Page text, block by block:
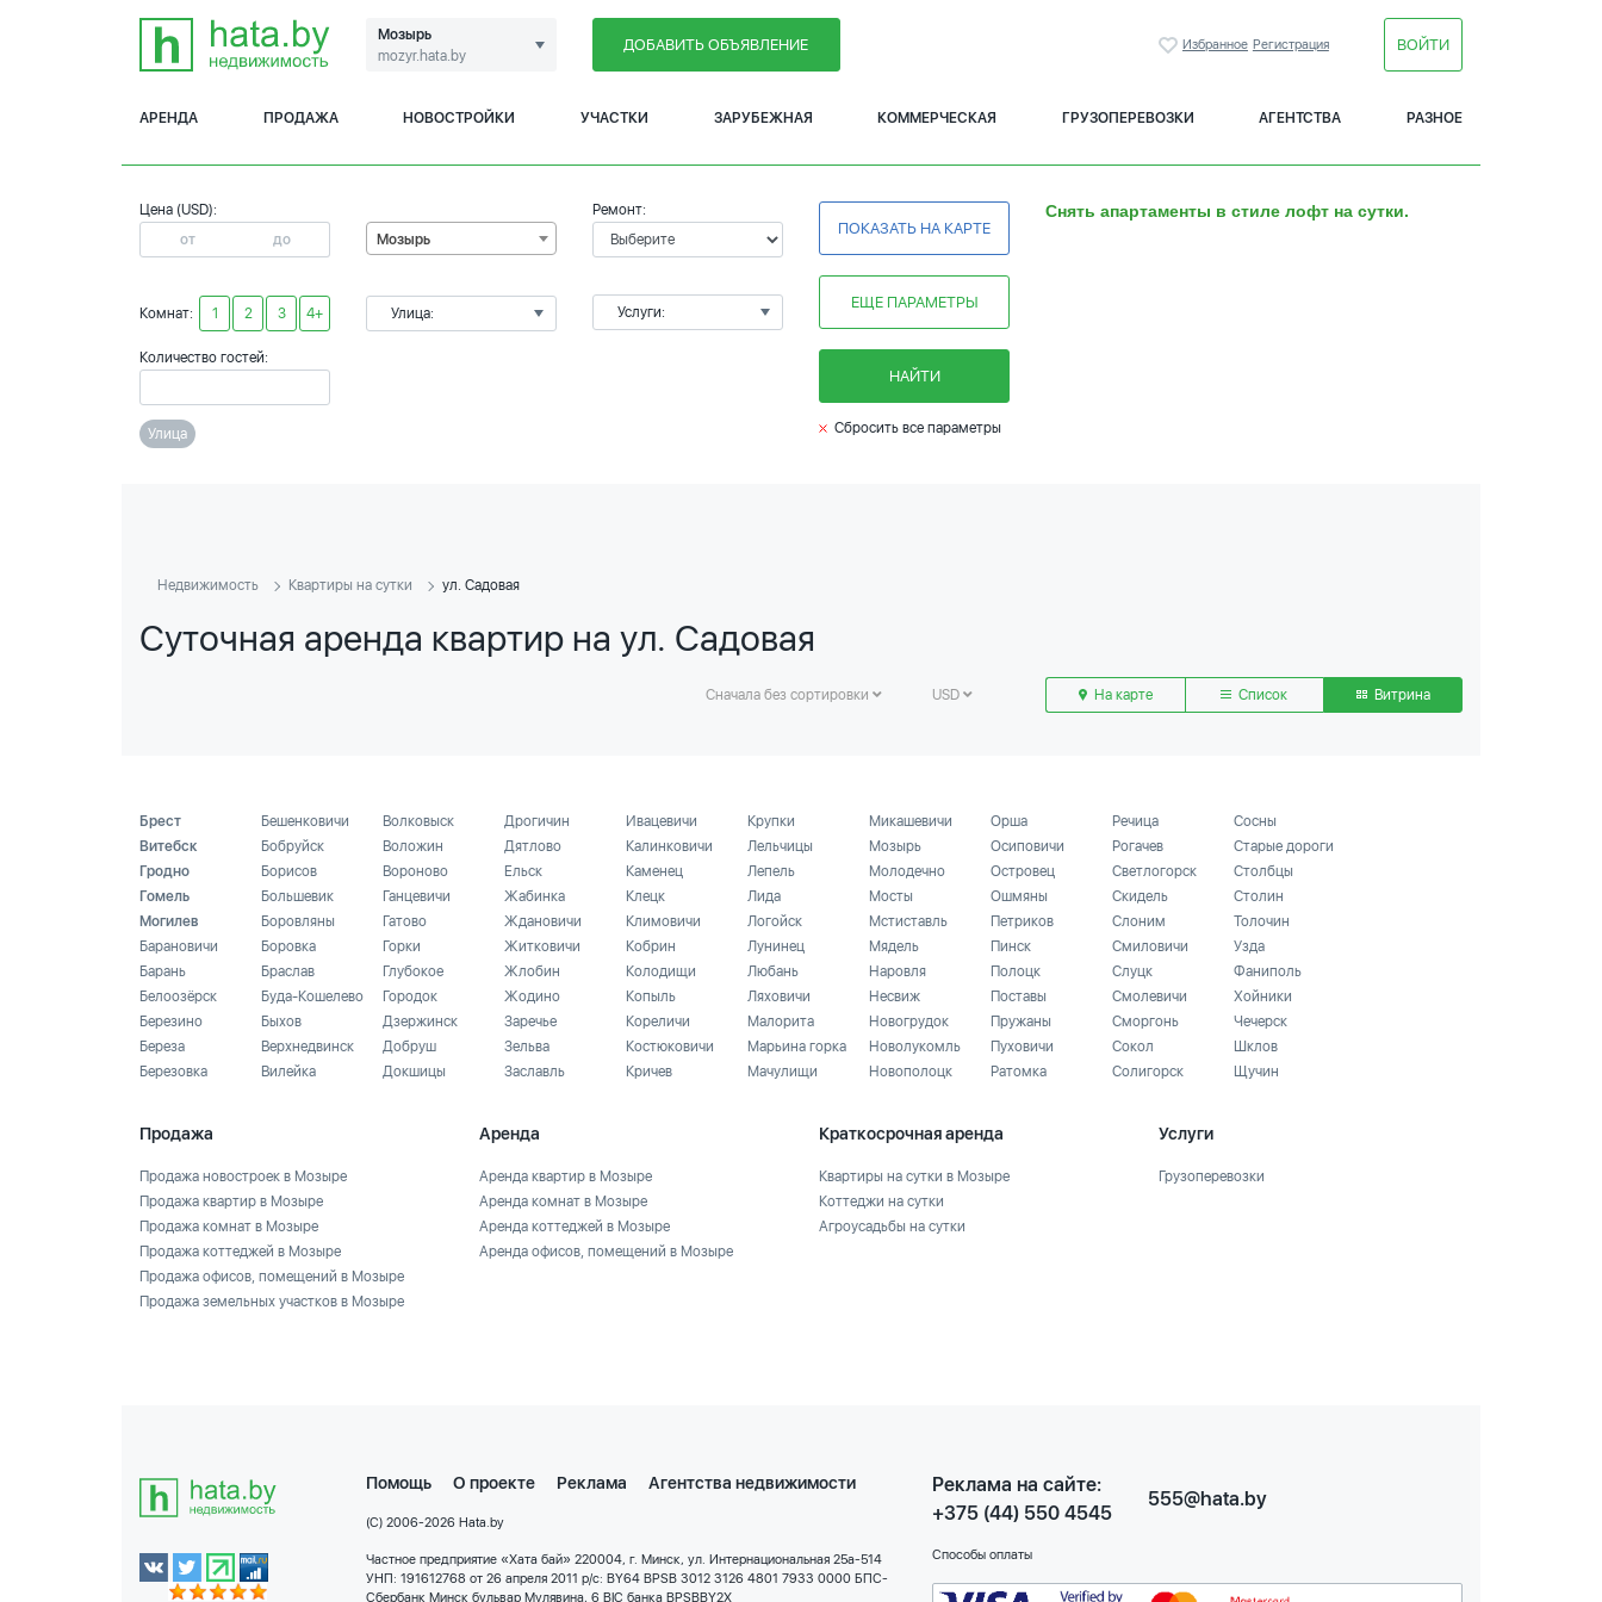
Мозырь
mozyr.hata.by
ДОБАВИТЬ ОБЪЯВЛЕНИЕ Избранное Регистрация ВОЙТИ
АРЕНДА ПРОДАЖА НОВОСТРОЙКИ УЧАСТКИ ЗАРУБЕЖНАЯ КОММЕРЧЕСКАЯ ГРУЗОПЕРЕВОЗКИ АГЕНТСТВА РАЗНОЕ
Цена (USD):
Комнат: 1 2 3 4+
Количество гостей:
Мозырь
Улица:
Ремонт:
Услуги:
ПОКАЗАТЬ НА КАРТЕ
ЕЩЕ ПАРАМЕТРЫ
НАЙТИ
Снять апартаменты в стиле лофт на сутки.
Улица Сбросить все параметры
Недвижимость Квартиры на сутки ул. Садовая
Суточная аренда квартир на ул. Садовая
Сначала без сортировки USD На карте Список Витрина
Брест
Витебск
Гродно
Гомель
Могилев
Барановичи
Барань
Белоозёрск
Березино
Береза
Березовка
Бешенковичи
Бобруйск
Борисов
Большевик
Боровляны
Боровка
Браслав
Буда-Кошелево
Быхов
Верхнедвинск
Вилейка
Волковыск
Воложин
Вороново
Ганцевичи
Гатово
Горки
Глубокое
Городок
Дзержинск
Добруш
Докшицы
Дрогичин
Дятлово
Ельск
Жабинка
Ждановичи
Житковичи
Жлобин
Жодино
Заречье
Зельва
Заславль
Ивацевичи
Калинковичи
Каменец
Клецк
Климовичи
Кобрин
Колодищи
Копыль
Кореличи
Костюковичи
Кричев
Крупки
Лельчицы
Лепель
Лида
Логойск
Лунинец
Любань
Ляховичи
Малорита
Марьина горка
Мачулищи
Микашевичи
Мозырь
Молодечно
Мосты
Мстиставль
Мядель
Наровля
Несвиж
Новогрудок
Новолукомль
Новополоцк
Орша
Осиповичи
Островец
Ошмяны
Петриков
Пинск
Полоцк
Поставы
Пружаны
Пуховичи
Ратомка
Речица
Рогачев
Светлогорск
Скидель
Слоним
Смиловичи
Слуцк
Смолевичи
Сморгонь
Сокол
Солигорск
Сосны
Старые дороги
Столбцы
Столин
Толочин
Узда
Фаниполь
Хойники
Чечерск
Шклов
Щучин
Продажа
Продажа новостроек в Мозыре
Продажа квартир в Мозыре
Продажа комнат в Мозыре
Продажа коттеджей в Мозыре
Продажа офисов, помещений в Мозыре
Продажа земельных участков в Мозыре
Аренда
Аренда квартир в Мозыре
Аренда комнат в Мозыре
Аренда коттеджей в Мозыре
Аренда офисов, помещений в Мозыре
Краткосрочная аренда
Квартиры на сутки в Мозыре
Коттеджи на сутки
Агроусадьбы на сутки
Услуги
Грузоперевозки
Помощь О проекте Реклама Агентства недвижимости
(C) 2006-2026 Hata.by
Частное предприятие «Хата бай» 220004, г. Минск, ул. Интернациональная 25а-514
УНП: 191612768 от 26 апреля 2011 р/с: BY64 BPSB 3012 3126 4801 7933 0000 БПС-
Сбербанк Минск бульвар Мулявина, 6 BIC банка BPSBBY2X
Реклама на сайте:
+375 (44) 550 4545
555@hata.by
Способы оплаты